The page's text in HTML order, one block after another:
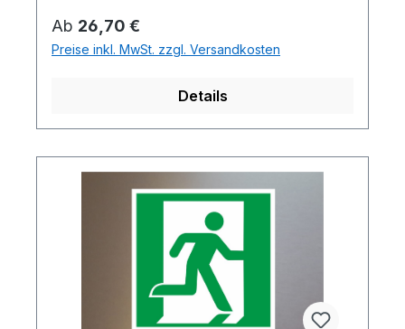
Regulärer Preis:
Ab 26,70 €
Preise inkl. MwSt. zzgl. Versandkosten
Details